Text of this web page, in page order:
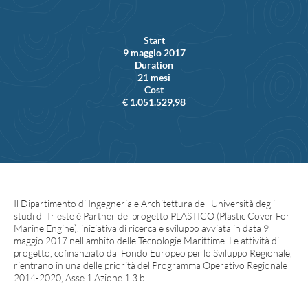
Start
9 maggio 2017
Duration
21 mesi
Cost
€ 1.051.529,98
Il Dipartimento di Ingegneria e Architettura dell’Università degli
studi di Trieste è Partner del progetto PLASTICO (Plastic Cover For
Marine Engine), iniziativa di ricerca e sviluppo avviata in data 9
maggio 2017 nell’ambito delle Tecnologie Marittime. Le attività di
progetto, cofinanziato dal Fondo Europeo per lo Sviluppo Regionale,
rientrano in una delle priorità del Programma Operativo Regionale
2014-2020, Asse 1 Azione 1.3.b.